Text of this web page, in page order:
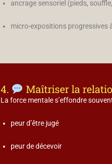
ancrage sensoriel (pieds,
micro-expositions progressives
4. Maîtriser la
La force mentale s’effondre
peur d’être jugé
peur de décevoir